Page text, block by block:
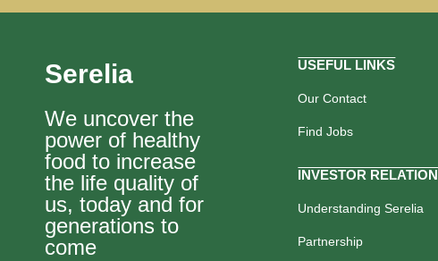
Serelia
We uncover the
power of healthy
food to increase
the life quality of
us, today and for
generations to
come
USEFUL LINKS
Our Contact
Find Jobs
INVESTOR RELATION
Understanding Serelia
Partnership